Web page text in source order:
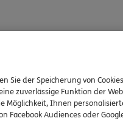
Sie der Speicherung von
zuverlässige Funktion der
Möglichkeit, Ihnen
Audiences oder